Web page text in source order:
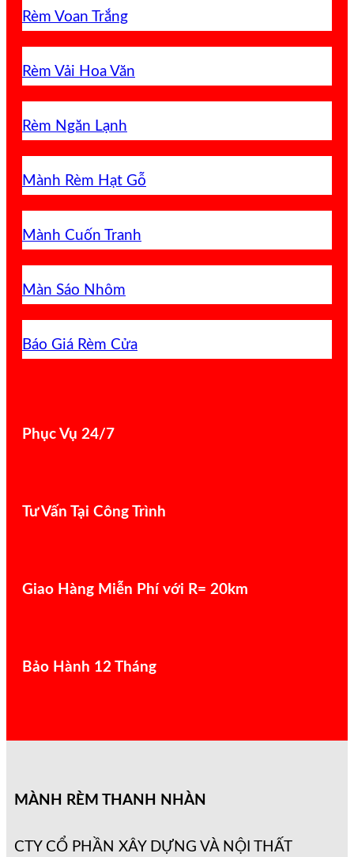
Rèm Voan Trắng
Rèm Vải Hoa Văn
Rèm Ngăn Lạnh
Mành Rèm Hạt Gỗ
Mành Cuốn Tranh
Màn Sáo Nhôm
Báo Giá Rèm Cửa
Phục Vụ 24/7
Tư Vấn Tại Công Trình
Giao Hàng Miễn Phí với R= 20km
Bảo Hành 12 Tháng
MÀNH RÈM THANH NHÀN
CTY CỔ PHẦN XÂY DỰNG VÀ NỘI THẤT